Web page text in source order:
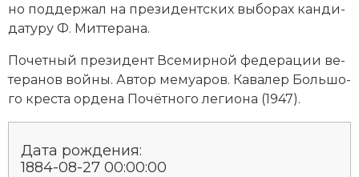
но под­дер­жал на пре­зи­дент­ских вы­бо­рах кан­ди­
да­ту­ру Ф. Мит­те­ра­на.
Почетный пре­зи­дент Все­мир­ной фе­де­ра­ции ве­
те­ра­нов вой­ны. Ав­тор ме­муа­ров. Ка­ва­лер Боль­шо­
го кре­ста ор­де­на По­чёт­но­го ле­гио­на (1947).
Дата рождения:
1884-08-27 00:00:00